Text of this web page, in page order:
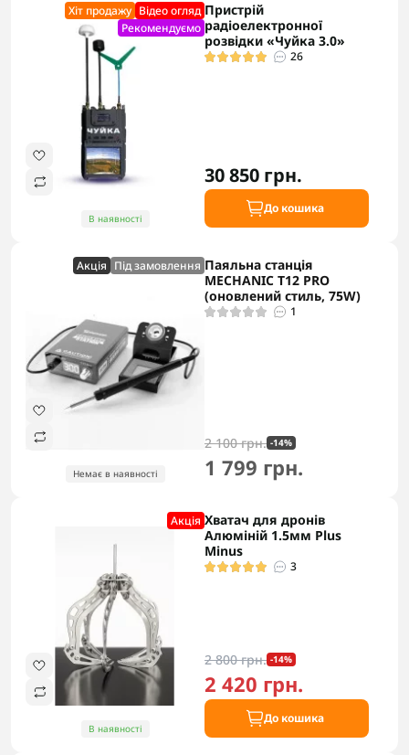
Хіт продажу Відео огляд
Рекомендуємо
В наявності
Пристрій
радіоелектронної
розвідки «Чуйка 3.0»
26
30 850 грн.
До кошика
Акцiя Під замовлення
Немає в наявності
Паяльна станція
MECHANIC T12 PRO
(оновлений стиль, 75W)
1
2 100 грн. -14%
1 799 грн.
Акцiя
В наявності
Хватач для дронів
Алюміній 1.5мм Plus
Minus
3
2 800 грн. -14%
2 420 грн.
До кошика